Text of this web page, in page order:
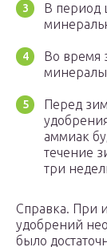
В период
Во время
Перед
аммиак
течение
три
Справка. При
удобрений
было